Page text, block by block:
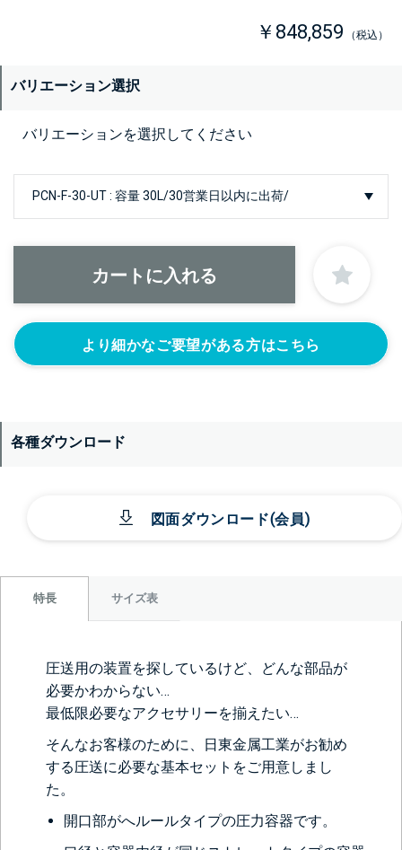
￥848,859 （税込）
バリエーション選択
バリエーションを選択してください
より細かなご要望がある方はこちら
各種ダウンロード
図面ダウンロード(会員)
特長 サイズ表
圧送用の装置を探しているけど、どんな部品が
必要かわからない…
最低限必要なアクセサリーを揃えたい…
そんなお客様のために、日東金属工業がお勧め
する圧送に必要な基本セットをご用意しまし
た。
開口部がへルールタイプの圧力容器です。